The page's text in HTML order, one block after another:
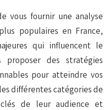
vous fournir une analyse
populaires en France,
qui influencent le
des stratégies
pour atteindre vos
différentes catégories de
de leur audience et